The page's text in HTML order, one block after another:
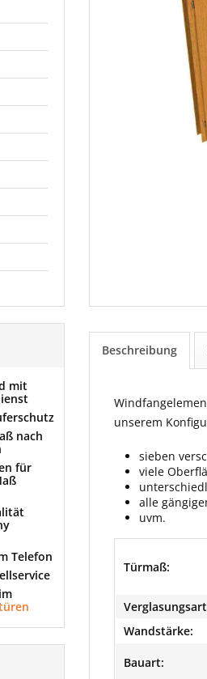
mit
nach
für
Telefon
Beschreibung
unserem
sieben
viele
alle
uvm.
Türmaß:
Wandstärke:
Bauart: